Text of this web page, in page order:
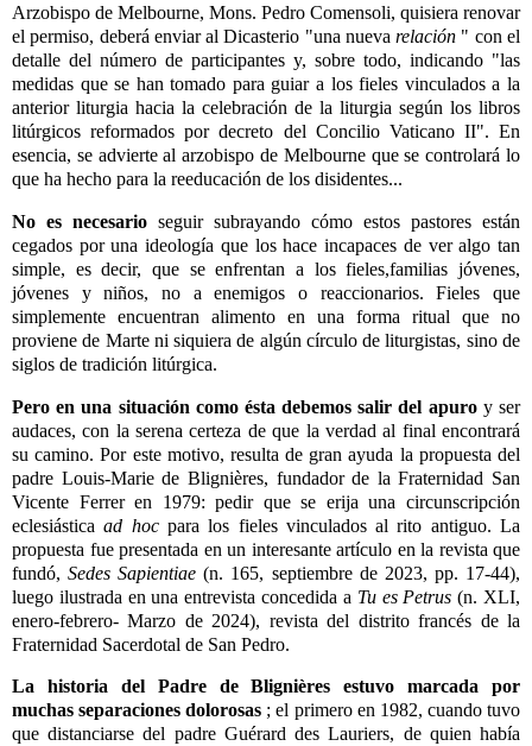
Arzobispo de Melbourne, Mons. Pedro Comensoli, quisiera renovar
el permiso, deberá enviar al Dicasterio "una nuevarelación " con el
detalle del número de participantes y, sobre todo, indicando "las
medidas que se han tomado para guiar a los fieles vinculados a la
anterior liturgia hacia la celebración de la liturgia según los libros
litúrgicos reformados por decreto del Concilio Vaticano II". En
esencia, se advierte al arzobispo de Melbourne que se controlará lo
que ha hecho para la reeducación de los disidentes...
No es necesario seguir subrayando cómo estos pastores están
cegados por una ideología que los hace incapaces de ver algo tan
simple, es decir, que se enfrentan a los fieles,familias jóvenes,
jóvenes y niños, no a enemigos o reaccionarios. Fieles que
simplemente encuentran alimento en una forma ritual que no
proviene de Marte ni siquiera de algún círculo de liturgistas, sino de
siglos de tradición litúrgica.
Pero en una situación como ésta debemos salir del apuroy ser
audaces, con la serena certeza de que la verdad al final encontrará
su camino. Por este motivo, resulta de gran ayuda la propuesta del
padre Louis-Marie de Blignières, fundador de la Fraternidad San
Vicente Ferrer en 1979: pedir que se erija una circunscripción
eclesiásticaad hocpara los fieles vinculados al rito antiguo. La
propuesta fue presentada en un interesante artículo en la revista que
fundó,Sedes Sapientiae (n. 165, septiembre de 2023, pp. 17-44),
luego ilustrada en una entrevista concedida a Tu es Petrus (n. XLI,
enero-febrero- Marzo de 2024), revista del distrito francés de la
Fraternidad Sacerdotal de San Pedro.
La historia del Padre de Blignières estuvo marcada por
muchas separaciones dolorosas ; el primero en 1982, cuando tuvo
que distanciarse del padre Guérard des Lauriers, de quien había